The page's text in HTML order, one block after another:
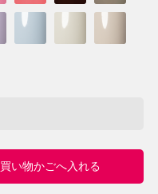
買い物かごへ入れる